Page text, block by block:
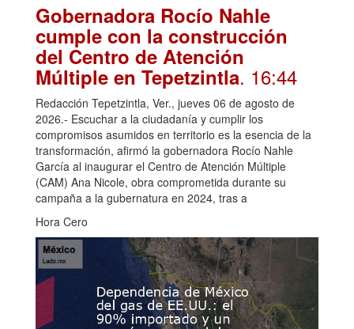
Gobernadora Rocío Nahle
cumple con la construcción
del Centro de Atención
Múltiple en Tepetzintla. 16:44
Redacción Tepetzintla, Ver., jueves 06 de agosto de
2026.- Escuchar a la ciudadanía y cumplir los
compromisos asumidos en territorio es la esencia de la
transformación, afirmó la gobernadora Rocío Nahle
García al inaugurar el Centro de Atención Múltiple
(CAM) Ana Nicole, obra comprometida durante su
campaña a la gubernatura en 2024, tras a
Hora Cero